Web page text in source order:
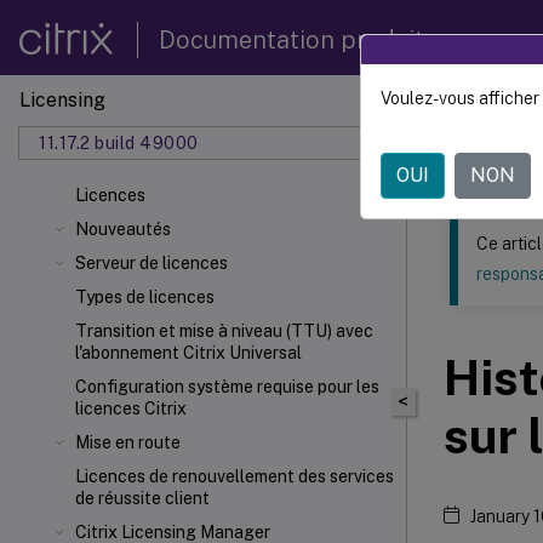
Documentation produit
Licensing
11.17.2 build 49000
Licences
Nouveautés
Serveur de licences
Types de licences
Transition et mise à niveau (TTU) avec
l'abonnement Citrix Universal
Configuration système requise pour les
licences Citrix
Mise en route
Licences de renouvellement des services
de réussite client
Citrix Licensing Manager
Ce contenu a
<
Ce
sur
January
Voulez-vous
OUI NON